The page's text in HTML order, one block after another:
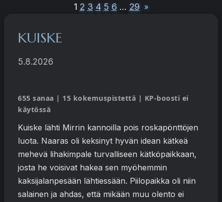
1 2 3 4 5 6 … 29 »
KUISKE
5.8.2026
655 sanaa | 15 kokemuspistettä | KP-boosti ei
käytössä
Kuiske lähti Mirrin kannoilla pois roskapönttöjen
luota. Naaras oli keksinyt hyvän idean kätkeä
mehevä lihakimpale turvalliseen kätköpaikkaan,
josta he voisivat hakea sen myöhemmin
kaksijalanpesään lähtiessään. Piilopaikka oli niin
salainen ja ahdas, että mikään muu olento ei